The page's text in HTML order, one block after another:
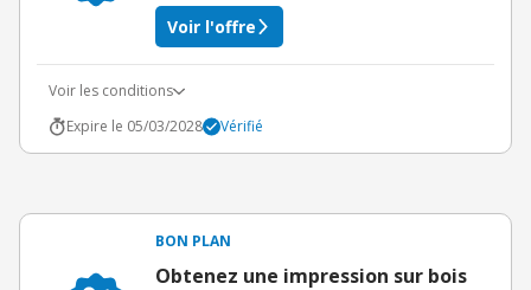
Voir l'offre
Voir les conditions
Expire le 05/03/2028
Vérifié
BON PLAN
Obtenez une impression sur bois